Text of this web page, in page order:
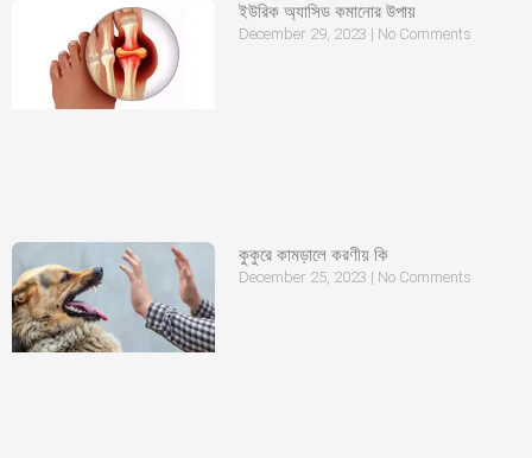
ইউরিক অ্যাসিড কমানোর উপায়
December 29, 2023 No Comments
কুকুরে কামড়ালে করণীয় কি
December 25, 2023 No Comments